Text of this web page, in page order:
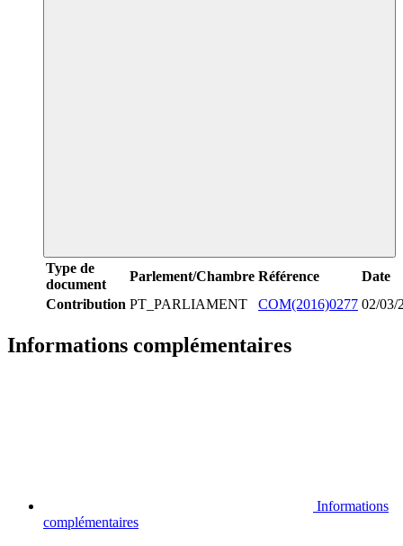
Type de
document
Parlement/Chambre Référence
Date
Contribution PT_PARLIAMENT COM(2016)0277 02/03/
Informations complémentaires
Informations
complémentaires